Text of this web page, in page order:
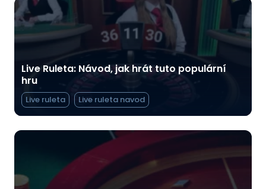
Live Ruleta: Návod, jak hrát tuto populární
hru
Live ruleta Live ruleta navod